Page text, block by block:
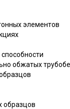
элементов
обжатых
образцов